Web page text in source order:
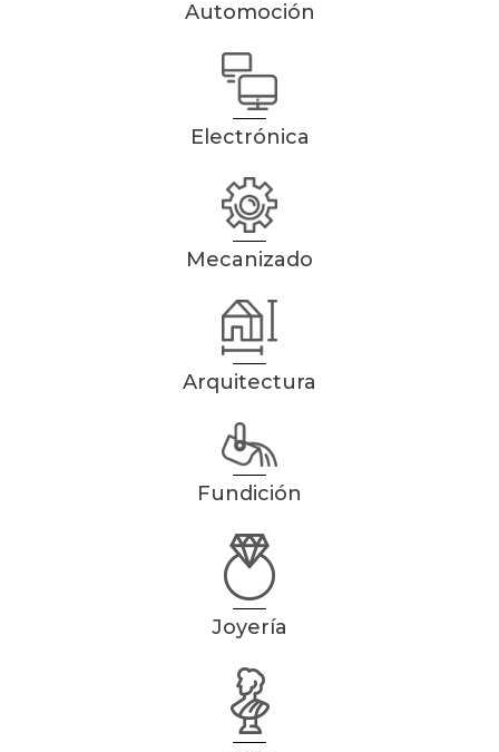
Automoción
Electrónica
Mecanizado
Arquitectura
Fundición
Joyería